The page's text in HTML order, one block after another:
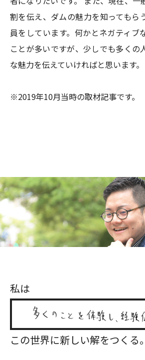
割を伝え、ダムの魅力を知ってもら
員をしています。何かとネガティブ
ことが多いですが、少しでも多くの
な魅力を伝えていければと思います。
※2019年10月当時の取材記事です。
私は
この世界に新しい解をつくる。